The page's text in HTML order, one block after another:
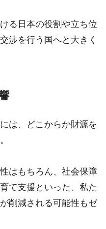
る日本の役割や立ち位
渉を行う国へと大きく
は、どこからか財源を
はもちろん、社会保障
て支援といった、私た
削減される可能性もゼ